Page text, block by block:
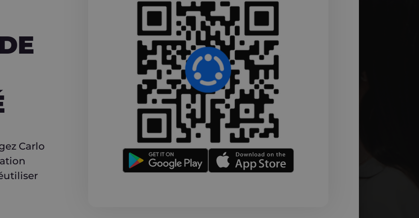
Carlo